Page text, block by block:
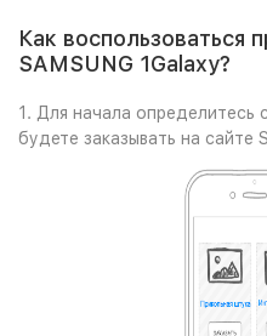
Как воспользоваться
SAMSUNG 1Galaxy?
1. Для начала определитесь
будете заказывать на сайте